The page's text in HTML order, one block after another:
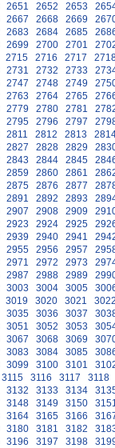
2651 2652 2653
2667 2668 2669
2683 2684 2685
2699 2700 2701
2715 2716 2717
2731 2732 2733
2747 2748 2749
2763 2764 2765
2779 2780 2781
2795 2796 2797
2811 2812 2813
2827 2828 2829
2843 2844 2845
2859 2860 2861
2875 2876 2877
2891 2892 2893
2907 2908 2909
2923 2924 2925
2939 2940 2941
2955 2956 2957
2971 2972 2973
2987 2988 2989
3003 3004 3005
3019 3020 3021
3035 3036 3037
3051 3052 3053
3067 3068 3069
3083 3084 3085
3099 3100 3101
3115 3116 3117
3118
3132 3133 3134
3148 3149 3150
3164 3165 3166
3180 3181 3182
3196 3197 3198